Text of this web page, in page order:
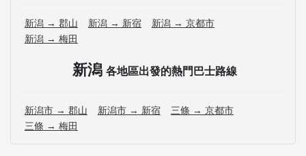
新潟 → 郡山 新潟 → 新宿
新潟 → 京都市
新潟 → 梅田
新潟 各地區出發的熱門巴士路線
新潟市 → 郡山 新潟市 → 新宿
三條 → 京都市
三條 → 梅田